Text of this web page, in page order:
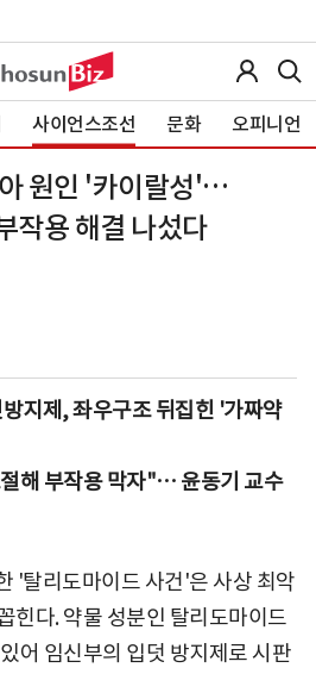
사이언스조선 문화 오피니언
원인 '카이랄성'…
작용 해결 나섰다
지제, 좌우구조 뒤집힌 '가짜약
해 부작용 막자"… 윤동기 교수
'탈리도마이드 사건'은 사상 최악
힌다. 약물 성분인 탈리도마이드
어 임신부의 입덧 방지제로 시판